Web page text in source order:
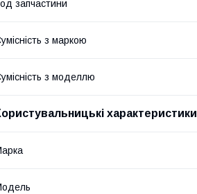
запчастини
з маркою
з моделлю
характеристики